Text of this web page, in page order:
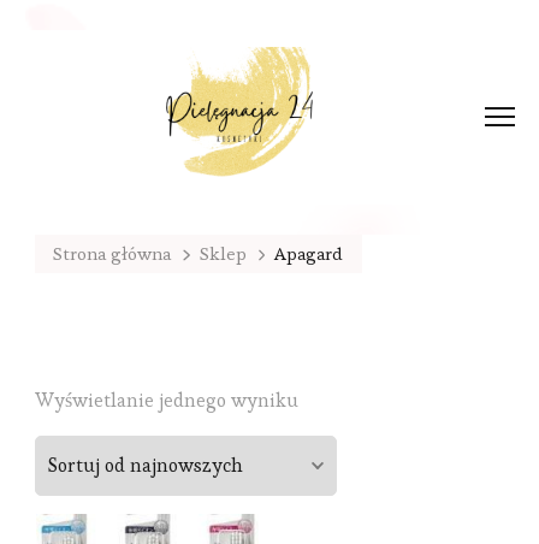
Strona główna Sklep Apagard
Wyświetlanie jednego wyniku